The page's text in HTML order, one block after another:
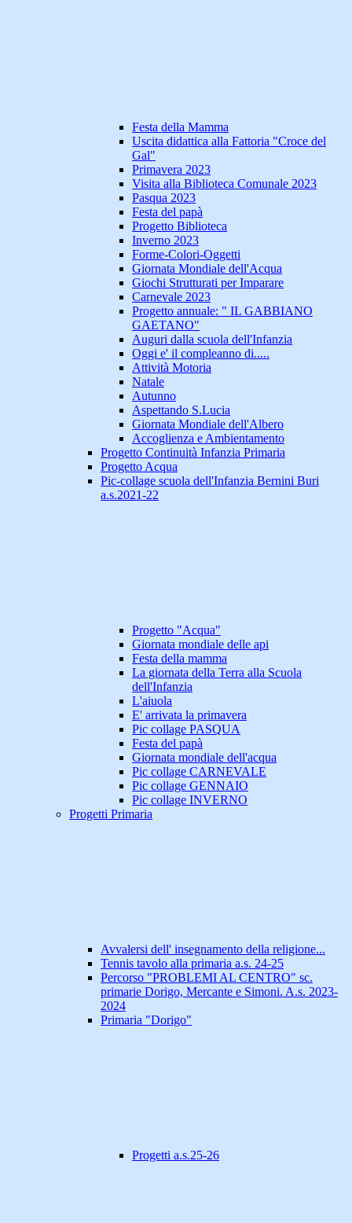
Festa della Mamma
Uscita didattica alla Fattoria "Croce del
Gal"
Primavera 2023
Visita alla Biblioteca Comunale 2023
Pasqua 2023
Festa del papà
Progetto Biblioteca
Inverno 2023
Forme-Colori-Oggetti
Giornata Mondiale dell'Acqua
Giochi Strutturati per Imparare
Carnevale 2023
Progetto annuale: " IL GABBIANO
GAETANO"
Auguri dalla scuola dell'Infanzia
Oggi e' il compleanno di.....
Attività Motoria
Natale
Autunno
Aspettando S.Lucia
Giornata Mondiale dell'Albero
Accoglienza e Ambientamento
Progetto Continuità Infanzia Primaria
Progetto Acqua
Pic-collage scuola dell'Infanzia Bernini Buri
a.s.2021-22
Progetto "Acqua"
Giornata mondiale delle api
Festa della mamma
La giornata della Terra alla Scuola
dell'Infanzia
L'aiuola
E' arrivata la primavera
Pic collage PASQUA
Festa del papà
Giornata mondiale dell'acqua
Pic collage CARNEVALE
Pic collage GENNAIO
Pic collage INVERNO
Progetti Primaria
Avvalersi dell' insegnamento della religione...
Tennis tavolo alla primaria a.s. 24-25
Percorso "PROBLEMI AL CENTRO" sc.
primarie Dorigo, Mercante e Simoni. A.s. 2023-
2024
Primaria "Dorigo"
Progetti a.s.25-26